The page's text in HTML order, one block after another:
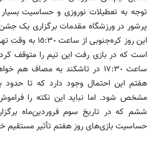
توجه به تعطیلات نوروزی و حساسیت
پرشور در ورزشگاه مقدمات برگزاری یک
این روز
است که در بازی رفت این تیم را متوقف
ساعت ١٧:٣٠ در تاشکند به مصاف
هفتم این احتمال وجود دارد که تا حدود
مشخص شود. اما نباید این نکته را
ششم که در تاریخ سوم فروردین‌ماه
حساسیت بازی‌های روز هفتم تأثیر مستقیم